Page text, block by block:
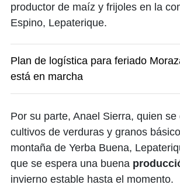
productor de maíz y frijoles en la
Espino, Lepaterique.
Plan de logística para feriado
está en marcha
Por su parte, Anael Sierra, quien
cultivos de verduras y granos
montaña de Yerba Buena,
que se espera una buena
invierno estable hasta el momento.